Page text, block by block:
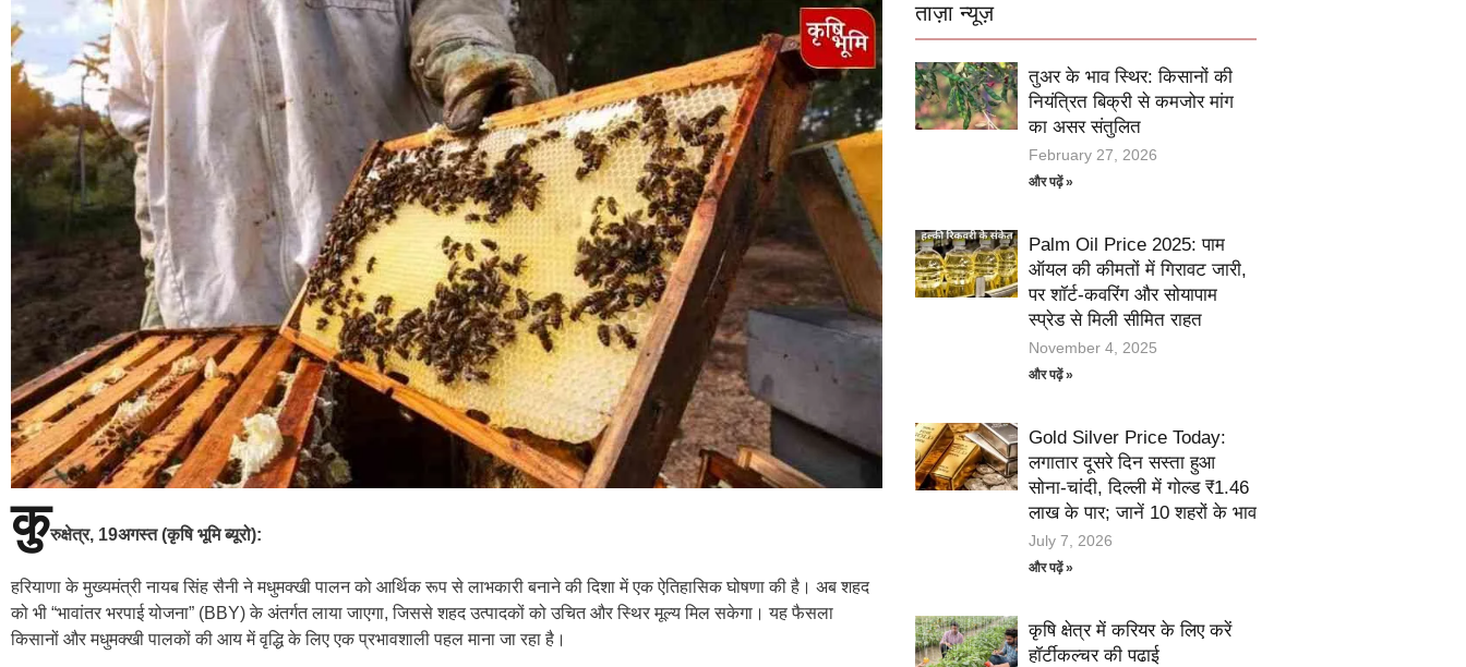
कुरुक्षेत्र, 19अगस्त (कृषि भूमि ब्यूरो):
हरियाणा के मुख्यमंत्री नायब सिंह सैनी ने मधुमक्खी पालन को आर्थिक रूप से लाभकारी बनाने की दिशा में एक ऐतिहासिक घोषणा की है। अब शहद
को भी “भावांतर भरपाई योजना” (BBY) के अंतर्गत लाया जाएगा, जिससे शहद उत्पादकों को उचित और स्थिर मूल्य मिल सकेगा। यह फैसला
किसानों और मधुमक्खी पालकों की आय में वृद्धि के लिए एक प्रभावशाली पहल माना जा रहा है।
ताज़ा न्यूज़
तुअर के भाव स्थिर: किसानों की
नियंत्रित बिक्री से कमजोर मांग
का असर संतुलित
February 27, 2026
और पढ़ें »
Palm Oil Price 2025: पाम
ऑयल की कीमतों में गिरावट जारी,
पर शॉर्ट-कवरिंग और सोयापाम
स्प्रेड से मिली सीमित राहत
November 4, 2025
और पढ़ें »
Gold Silver Price Today:
लगातार दूसरे दिन सस्ता हुआ
सोना-चांदी, दिल्ली में गोल्ड ₹1.46
लाख के पार; जानें 10 शहरों के भाव
July 7, 2026
और पढ़ें »
कृषि क्षेत्र में करियर के लिए करें
हॉर्टीकल्चर की पढाई